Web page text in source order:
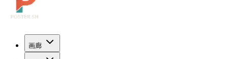
画廊